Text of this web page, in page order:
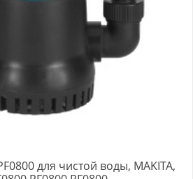
для чистой воды, MAKITA,